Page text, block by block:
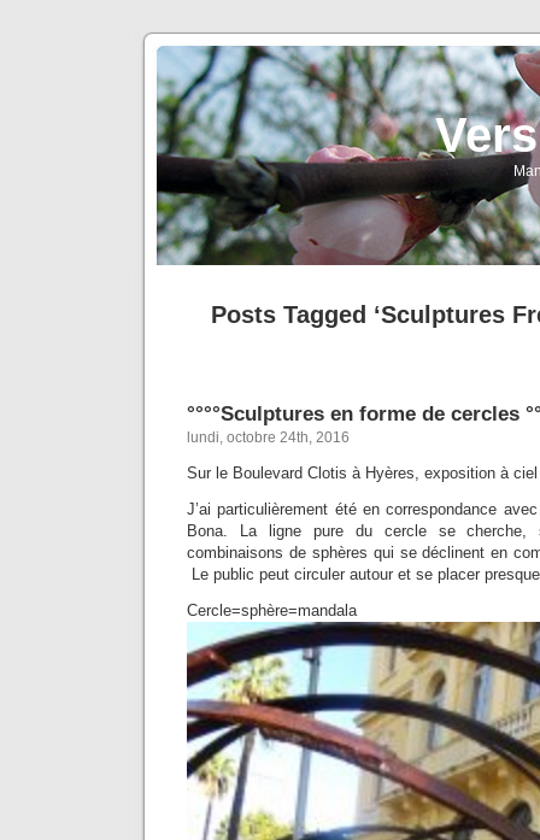
Posts Tagged ‘Sculptures
°°°°Sculptures en forme de cercles
lundi, octobre 24th, 2016
Sur le Boulevard Clotis à Hyères, exposition à
J’ai particulièrement été en correspondance
Bona. La ligne pure du cercle se
combinaisons de sphères qui se déclinent en
Le public peut circuler autour et se placer
Cercle=sphère=mandala